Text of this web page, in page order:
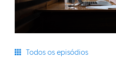
Todos os episódios